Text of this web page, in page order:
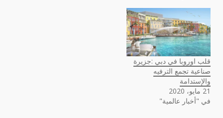
قلب اوروبا في دبي :جزيرة
صناعية تجمع الترفيه
والإستدامة
21 مايو، 2020
في "أخبار عالمية"